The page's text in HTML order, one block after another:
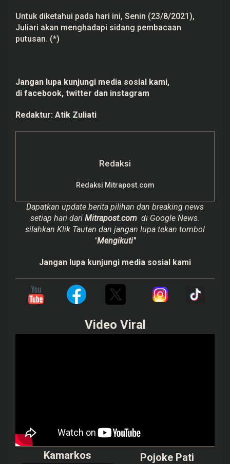
Untuk diketahui pada hari ini, Senin (23/8/2021),
Juliari akan menghadapi sidang pembacaan
putusan. (*)
Jangan lupa kunjungi media sosial kami,
di facebook, twitter dan instagram
Redaktur: Atik Zuliati
Redaksi
Redaksi Mitrapost.com
Dapatkan update berita pilihan dan breaking news
setiap hari dari Mitrapost.com di Google News.
silahkan Klik Tautan dan jangan lupa tekan tombol
"Mengikuti"
Jangan lupa kunjungi media sosial kami
Video Viral
Kamarkos Pojoke Pati